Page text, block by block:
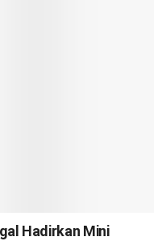
Hadirkan Mini